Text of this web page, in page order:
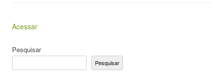
Acessar
Pesquisar
Pesquisar